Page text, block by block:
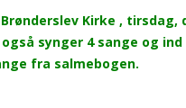
Kirke , tirsdag,
synger 4 sange og
fra salmebogen.